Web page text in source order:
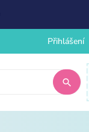
Přihlášení